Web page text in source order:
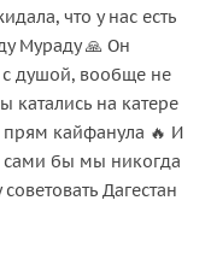
что у нас есть
Мураду 🙏 Он
с душой, вообще не
на катере
кайфанула 🔥 И
сами бы мы никогда
Дагестан